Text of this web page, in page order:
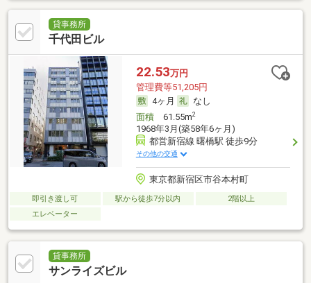
貸事務所
千代田ビル
22.53万円
管理費等51,205円
4ヶ月
なし
面積61.55m2
1968年3月(築58年6ヶ月)
都営新宿線 曙橋駅 徒歩9分
その他の交通
東京都新宿区市谷本村町
即引き渡し可 駅から徒歩7分以内
2階以上
エレベーター
貸事務所
サンライズビル